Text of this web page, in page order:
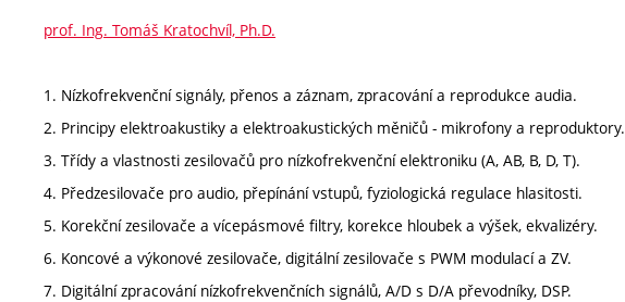
prof. Ing. Tomáš Kratochvíl, Ph.D.
1. Nízkofrekvenční signály, přenos a záznam, zpracování a reprodukce audia.
2. Principy elektroakustiky a elektroakustických měničů - mikrofony a reproduktory.
3. Třídy a vlastnosti zesilovačů pro nízkofrekvenční elektroniku (A, AB, B, D, T).
4. Předzesilovače pro audio, přepínání vstupů, fyziologická regulace hlasitosti.
5. Korekční zesilovače a vícepásmové filtry, korekce hloubek a výšek, ekvalizéry.
6. Koncové a výkonové zesilovače, digitální zesilovače s PWM modulací a ZV.
7. Digitální zpracování nízkofrekvenčních signálů, A/D s D/A převodníky, DSP.